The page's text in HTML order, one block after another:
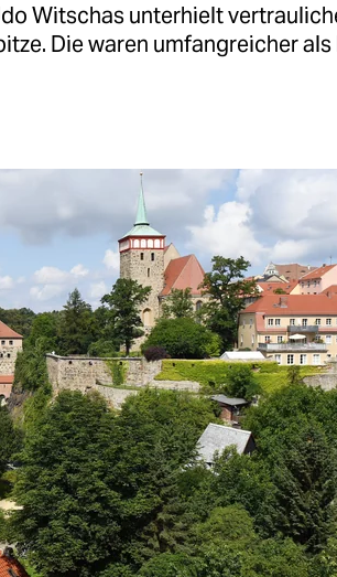
Witschas unterhielt
Die waren umfangreicher